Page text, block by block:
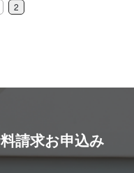
2
請求お申込み